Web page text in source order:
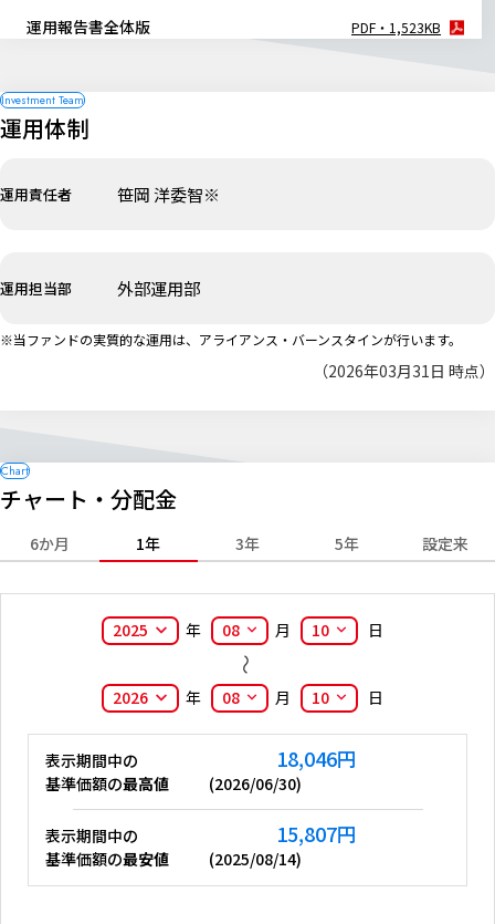
運用報告書全体版 PDF・1,523KB
運用体制
運用責任者 笹岡 洋委智※
運用担当部 外部運用部
※当ファンドの実質的な運用は、アライアンス・バーンスタインが行います。
（2026年03月31日 時点）
チャート・分配金
6か月 1年 3年 5年 設定来
2025 年 08 月 10 日
2026 年 08 月 10 日
表示期間中の
基準価額の最高値
18,046円
(2026/06/30)
表示期間中の
基準価額の最安値
15,807円
(2025/08/14)